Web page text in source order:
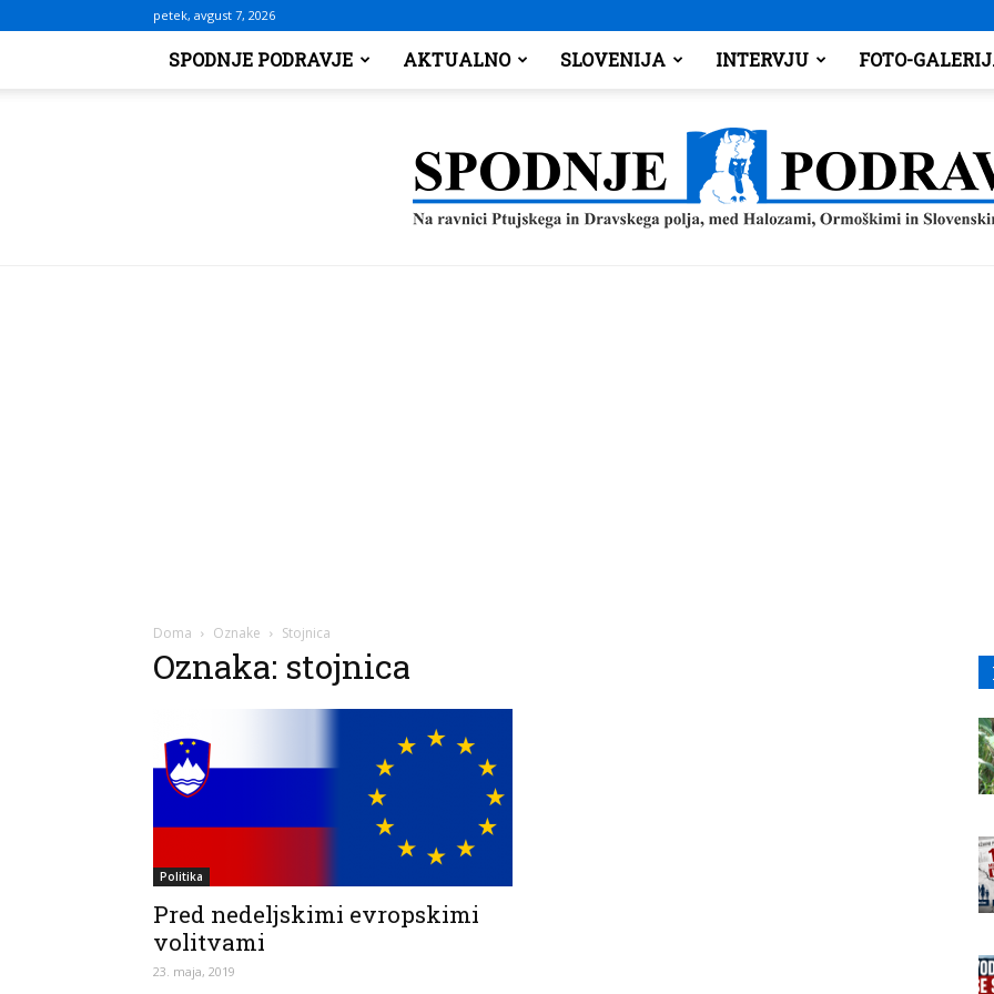
petek, avgust 7, 2026
SPODNJE PODRAVJE AKTUALNO SLOVENIJA INTERVJU FOTO-
Doma Oznake Stojnica
Oznaka: stojnica
Politika
Pred nedeljskimi evropskimi
volitvami
23. maja, 2019